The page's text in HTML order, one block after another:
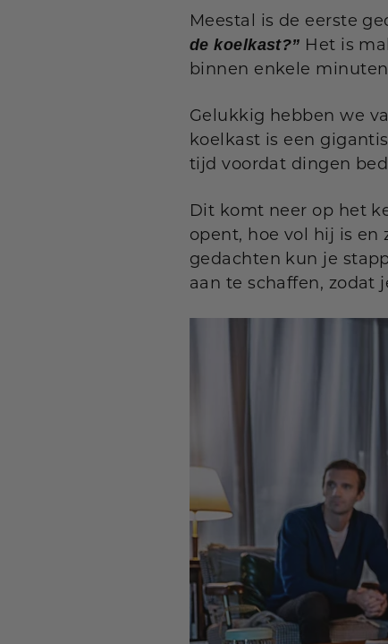
Meestal is de eerste
de koelkast?” Het is
binnen enkele
Gelukkig hebben we
koelkast is een
tijd voordat dingen
Dit komt neer op het
opent, hoe vol hij is en
gedachten kun je
aan te schaffen, zodat